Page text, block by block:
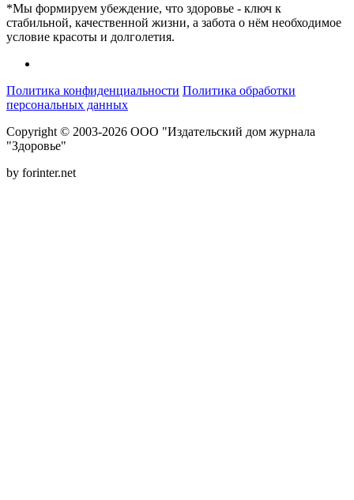
*Мы формируем убеждение, что здоровье - ключ к
стабильной, качественной жизни, а забота о нём необходимое
условие красоты и долголетия.
Политика конфиденциальности Политика обработки
персональных данных
Copyright © 2003-2026 ООО "Издательский дом журнала
"Здоровье"
by forinter.net